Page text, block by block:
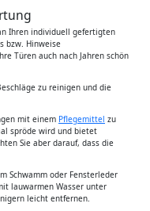
Ihren individuell gefertigten
bzw. Hinweise
Türen auch nach Jahren schön
zu reinigen und die
mit einem Pflegemittel zu
spröde wird und bietet
Sie aber darauf, dass die
Schwamm oder Fensterleder
lauwarmen Wasser unter
leicht entfernen.